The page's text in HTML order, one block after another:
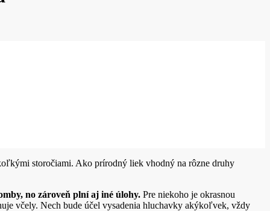
storočiami. Ako prírodný liek vhodný na rôzne druhy
no zároveň plní aj iné úlohy. Pre niekoho je okrasnou
včely. Nech bude účel vysadenia hluchavky akýkoľvek, vždy